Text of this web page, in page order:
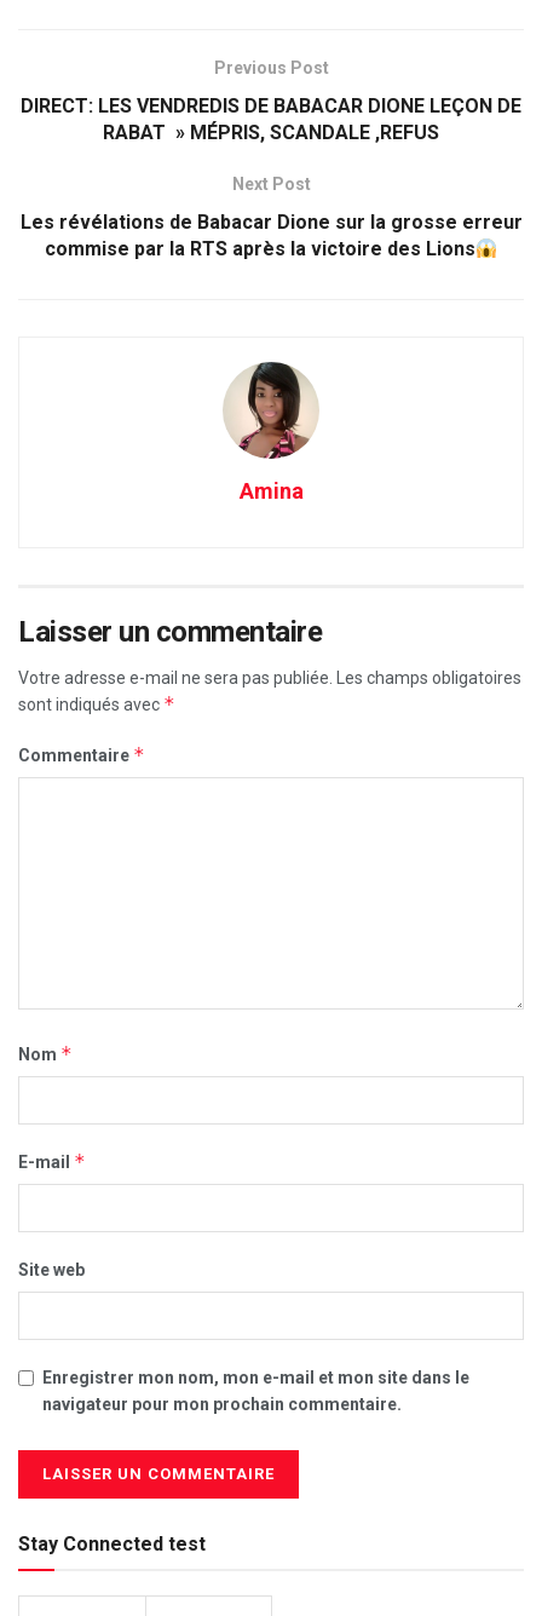
Previous Post
DIRECT: LES VENDREDIS DE BABACAR DIONE LEÇON DE
RABAT » MÉPRIS, SCANDALE ,REFUS
Next Post
Les révélations de Babacar Dione sur la grosse erreur
commise par la RTS après la victoire des Lions
Amina
Laisser un commentaire
Votre adresse e-mail ne sera pas publiée.
Les champs obligatoires
sont indiqués avec *
Commentaire *
Nom *
E-mail *
Site web
Enregistrer mon nom, mon e-mail et mon site dans le
navigateur pour mon prochain commentaire.
Stay Connected test